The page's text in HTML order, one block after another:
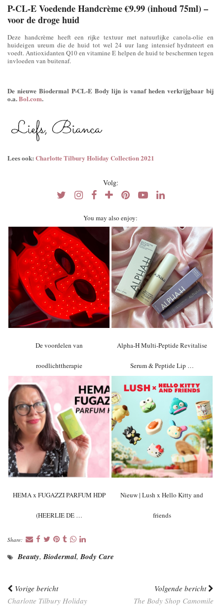
P-CL-E Voedende Handcrème €9.99 (inhoud 75ml) –
voor de droge huid
Deze handcrème heeft een rijke textuur met natuurlijke canola-olie en
huideigen ureum die de huid tot wel 24 uur lang intensief hydrateert en
voedt. Antioxidanten Q10 en vitamine E helpen de huid te beschermen tegen
invloeden van buitenaf.
De nieuwe Biodermal P-CL-E Body lijn is vanaf heden verkrijgbaar bij
o.a.Bol.com.
Lees ook: Charlotte Tilbury Holiday Collection 2021
Volg:
You may also enjoy:
De voordelen van
roodlichttherapie
Alpha-H Multi-Peptide Revitalise
Serum & Peptide Lip …
HEMA x FUGAZZI PARFUM HDP
(HEERLIE DE …
Nieuw | Lush x Hello Kitty and
friends
Share:
Beauty,Biodermal,Body Care
Vorige bericht
Charlotte Tilbury Holiday
Volgende bericht
The Body Shop Camomile